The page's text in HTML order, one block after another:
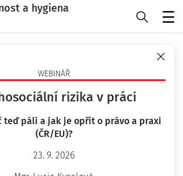
a hygiena
WEBINÁŘ
rizika v práci
teď pálí a jak je opřít o právo a praxi
(ČR/EU)?
23. 9. 2026
- strana 3
20